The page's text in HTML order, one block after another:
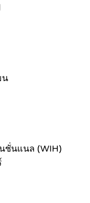
น
ชั่นแนล (WIH)